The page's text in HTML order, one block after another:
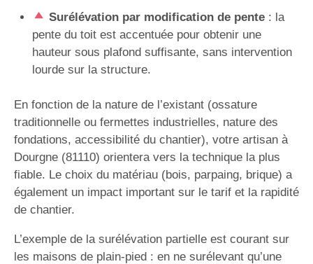
Surélévation par modification de pente: la
pente du toit est accentuée pour obtenir une
hauteur sous plafond suffisante, sans intervention
lourde sur la structure.
En fonction de la nature de l’existant (ossature
traditionnelle ou fermettes industrielles, nature des
fondations, accessibilité du chantier), votre artisan à
Dourgne (81110) orientera vers la technique la plus
fiable. Le choix du matériau (bois, parpaing, brique) a
également un impact important sur le tarif et la rapidité
de chantier.
L’exemple de la surélévation partielle est courant sur
les maisons de plain-pied : en ne surélevant qu’une